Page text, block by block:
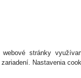
stránky
Nastavenia